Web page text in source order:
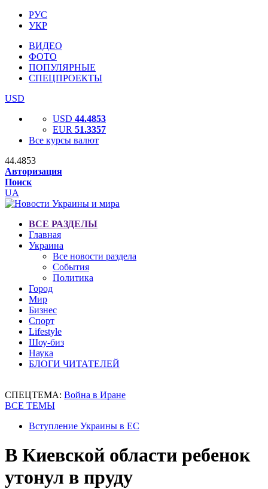
РУС
УКР
ВИДЕО
ФОТО
ПОПУЛЯРНЫЕ
СПЕЦПРОЕКТЫ
USD
USD 44.4853
EUR 51.3357
Все курсы валют
44.4853
Авторизация
Поиск
UA
ВСЕ РАЗДЕЛЫ
Главная
Украина
Все новости раздела
События
Политика
Город
Мир
Бизнес
Спорт
Lifestyle
Шоу-биз
Наука
БЛОГИ ЧИТАТЕЛЕЙ
СПЕЦТЕМА: Война в Иране
ВСЕ ТЕМЫ
Вступление Украины в ЕС
В Киевской области ребенок
утонул в пруду